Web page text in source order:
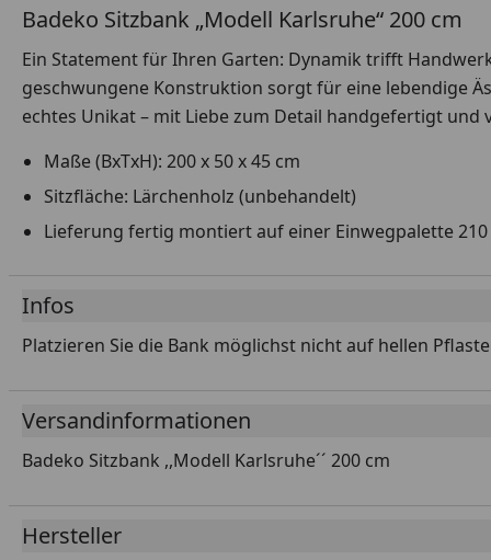
Badeko Sitzbank „Modell Karlsruhe“ 200 cm
Ein Statement für Ihren Garten: Dynamik trifft
geschwungene Konstruktion sorgt für eine lebendige
echtes Unikat – mit Liebe zum Detail handgefertigt und
Maße (BxTxH): 200 x 50 x 45 cm
Sitzfläche: Lärchenholz (unbehandelt)
Lieferung fertig montiert auf einer Einwegpalette 210
Infos
Platzieren Sie die Bank möglichst nicht auf hellen
Versandinformationen
Badeko Sitzbank ,,Modell Karlsruhe´´ 200 cm
Hersteller